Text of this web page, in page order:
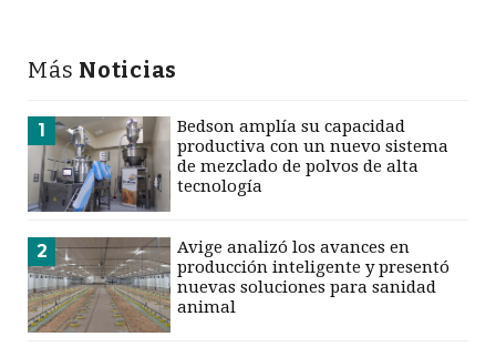
Más Noticias
1
Bedson amplía su capacidad
productiva con un nuevo sistema
de mezclado de polvos de alta
tecnología
2
Avige analizó los avances en
producción inteligente y presentó
nuevas soluciones para sanidad
animal